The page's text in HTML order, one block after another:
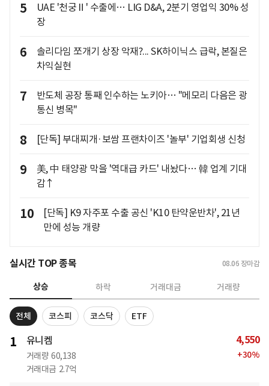
5
UAE '천궁Ⅱ' 수출에… LIG D&A, 2분기 영업익 30% 성
장
6
솔리다임 쪼개기 상장 악재?... SK하이닉스 급락, 본질은
차익실현
7
반도체 공장 통째 인수하는 노키아… "메모리 다음은 광
통신 병목"
8 [단독] 부대찌개·보쌈 프랜차이즈 '놀부' 기업회생 신청
9
美, 中 태양광 막을 '역대급 카드' 내놨다… 韓 업계 기대
감↑
10
[단독] K9 자주포 수출 공신 'K10 탄약운반차', 21년
만에 성능 개량
실시간 TOP 종목 08.06 장마감
상승 하락 거래대금 거래량
전체 코스피 코스닥 ETF
1 유니켐
거래량 60,138
거래대금 2.7억
4,550
+30%